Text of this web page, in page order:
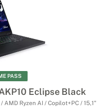
PASS
Eclipse Black
AMD Ryzen AI / Copilot+PC / 15,1"